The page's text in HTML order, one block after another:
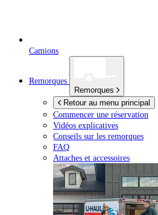
Camions
Remorques
Remorques
Retour au menu principal
Commencer une réservation
Vidéos explicatives
Conseils sur les remorques
FAQ
Attaches et accessoires